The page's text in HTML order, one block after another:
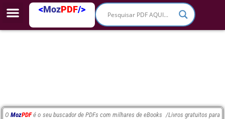
<MozPDF/>
OMozPDF é o seu buscador de PDFs com milhares de eBooks /Livros gratuitos para